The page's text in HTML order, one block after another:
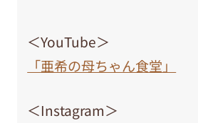
＜YouTube＞
「亜希の母ちゃん食堂」
＜Instagram＞